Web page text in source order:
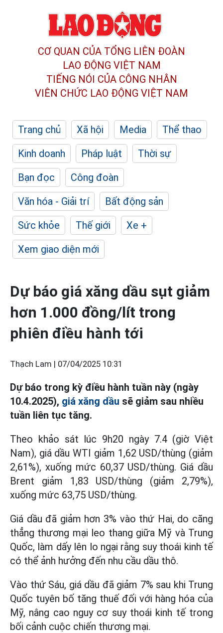
CƠ QUAN CỦA TỔNG LIÊN ĐOÀN
LAO ĐỘNG VIỆT NAM
TIẾNG NÓI CỦA CÔNG NHÂN
VIÊN CHỨC LAO ĐỘNG VIỆT NAM
Trang chủ Xã hội Media
Thể thao
Kinh doanh
Pháp luật
Thời sự
Bạn đọc
Công đoàn
Văn hóa - Giải trí
Bất động sản
Sức khỏe
Thế giới
Xe +
Xem giao diện mới
Dự báo giá xăng dầu sụt giảm
hơn 1.000 đồng/lít trong
phiên điều hành tới
Thạch Lam | 07/04/2025 10:31
Dự báo trong kỳ điều hành tuần này (ngày
10.4.2025), giá xăng dầu sẽ giảm sau nhiều
tuần liên tục tăng.
Theo khảo sát lúc 9h20 ngày 7.4 (giờ Việt
Nam), giá dầu WTI giảm 1,62 USD/thùng (giảm
2,61%), xuống mức 60,37 USD/thùng. Giá dầu
Brent giảm 1,83 USD/thùng (giảm 2,79%),
xuống mức 63,75 USD/thùng.
Giá dầu đã giảm hơn 3% vào thứ Hai, do căng
thẳng thương mại leo thang giữa Mỹ và Trung
Quốc, làm dấy lên lo ngại rằng suy thoái kinh tế
có thể ảnh hưởng đến nhu cầu dầu thô.
Vào thứ Sáu, giá dầu đã giảm 7% sau khi Trung
Quốc tuyên bố tăng thuế đối với hàng hóa của
Mỹ, nâng cao nguy cơ suy thoái kinh tế trong
bối cảnh cuộc chiến thương mại.